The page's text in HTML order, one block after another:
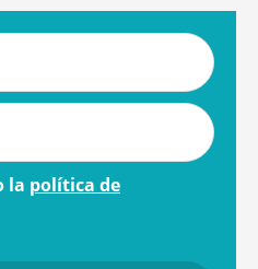
la política de